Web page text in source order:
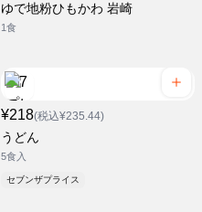
ゆで地粉ひもかわ 岩崎
1食
¥218(税込¥235.44)
うどん
5食入
セブンザプライス